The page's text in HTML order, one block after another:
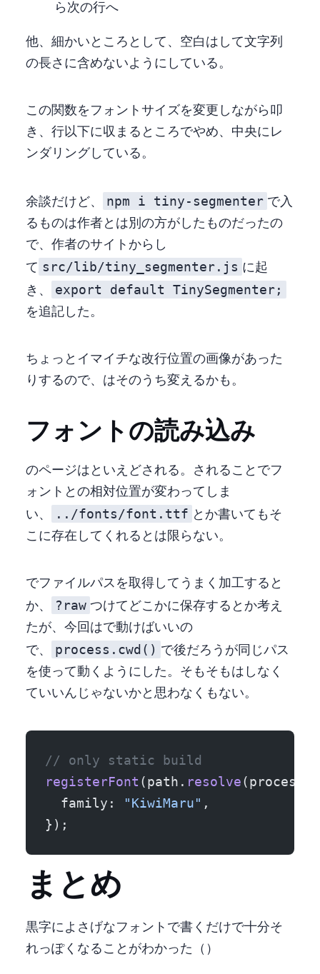
ら次の行へ
他、細かいところとして、空白は trim して文字列
の長さに含めないようにしている。
この関数をフォントサイズを変更しながら叩
き、3 行以下に収まるところでやめ、中央にレ
ンダリングしている。
余談だけど、 npm i tiny-segmenter で入
るものは作者とは別の方が publish したものだったの
で、作者のサイトから DL し
て src/lib/tiny_segmenter.js に起
き、
export default TinySegmenter;
を追記した。
ちょっとイマイチな改行位置の画像があった
りするので、 tiny-segmenter はそのうち変えるかも。
フォントの読み込み
Astro の Non-HTML ページは Non-HTML といえど Rollup される。 Rollup されることでフ
ォントとの相対位置が変わってしま
い、
../fonts/font.ttf とか書いてもそ
こに存在してくれるとは限らない。
import でファイルパスを取得してうまく加工すると
か、import
?raw つけてどこかに保存するとか考え
たが、今回は SSG で動けばいいの
で、
process.cwd() で rollup 後だろうが同じパス
を使って動くようにした。 そもそも Non-HTML は Rollup しなく
ていいんじゃないかと思わなくもない。
// only static build
registerFont (path. resolve(process.
  family:
"KiwiMaru" ,
});
まとめ
黒字によさげなフォントで書くだけで十分そ
れっぽくなることがわかった（）